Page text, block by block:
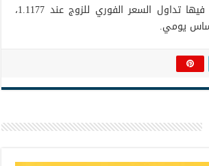
شوهد آخر مرة يتم فيها تداول السعر الفوري للزوج عند 1.1177،